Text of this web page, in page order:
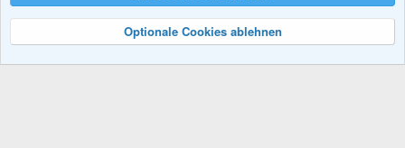
R
Community platform by XenForo® © 2010-2024 XenForo Ltd.
Optionale Cookies ablehnen